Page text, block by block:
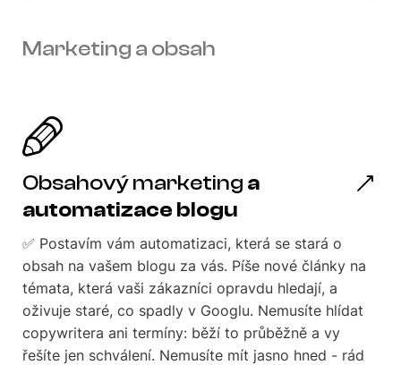
Marketing a obsah
Obsahový marketing a
automatizace blogu
✅ Postavím vám automatizaci, která se stará o
obsah na vašem blogu za vás. Píše nové články na
témata, která vaši zákazníci opravdu hledají, a
oživuje staré, co spadly v Googlu. Nemusíte hlídat
copywritera ani termíny: běží to průběžně a vy
řešíte jen schválení. Nemusíte mít jasno hned - rád